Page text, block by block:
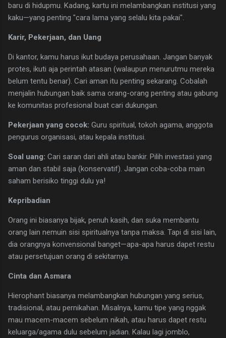
baru di hidupmu. Kadang, kartu ini melambangkan institusi yang
kaku—yang penting "cara lama yang selalu kita pakai".
Karir, Pekerjaan, dan Uang
​Di kantor, kamu harus ikut budaya perusahaan. Jangan banyak
protes, ikuti aja perintah atasan (walaupun menurutmu mereka
belum tentu benar). Cari aman itu penting sekarang. Cobalah
menjalin hubungan baik sama orang-orang penting atau gabung
ke komunitas profesional buat cari dukungan.
Pekerjaan yang cocok: Guru spiritual, tokoh agama, anggota
pengurus organisasi, atau kepala institusi.
Soal uang: Cari saran dari ahli atau bankir. Pilih investasi yang
aman dan stabil saja (konservatif). Jangan coba-coba main
saham berisiko tinggi dulu ya!
Kepribadian
​Orang ini biasanya bijak, penuh kasih, dan suka membantu
orang lain nemuin sisi spiritualnya tanpa maksa. Tapi di sisi lain,
dia orangnya konvensional banget—apa-apa harus dapet restu
atau persetujuan orang di sekitarnya.
Cinta dan Asmara
​Hierophant biasanya melambangkan hubungan yang serius,
tradisional, atau pernikahan. Misalnya, kamu tipe yang nggak
mau macem-macem sebelum nikah, atau harus dapet restu
keluarga/agama dulu sebelum jadian. Kalau lagi jomblo,